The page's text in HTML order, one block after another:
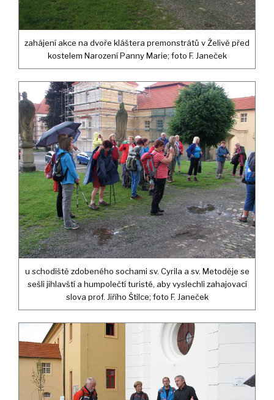
zahájení akce na dvoře kláštera premonstrátů v Želivě před
kostelem Narození Panny Marie; foto F. Janeček
u schodiště zdobeného sochami sv. Cyrila a sv. Metoděje se
sešli jihlavští a humpolečtí turisté, aby vyslechli zahajovací
slova prof. Jiřího Štilce; foto F. Janeček